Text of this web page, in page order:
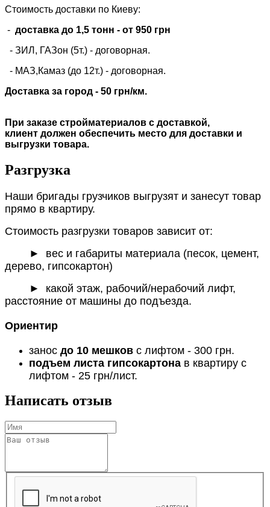
Стоимость доставки по Киеву:
- доставка до 1,5 тонн - от 950 грн
- ЗИЛ, ГАЗон (5т.) - договорная.
- МАЗ,Камаз (до 12т.) - договорная.
Доставка за город - 50 грн/км.
При заказе стройматериалов с доставкой,
клиент должен обеспечить место для доставки и
выгрузки товара.
Разгрузка
Наши бригады грузчиков выгрузят и занесут товар
прямо в квартиру.
Стоимость разгрузки товаров зависит от:
►
вес и габариты материала (песок, цемент,
дерево, гипсокартон)
► какой этаж, рабочий/нерабочий лифт,
расстояние от машины до подъезда.
Ориентир
занос до 10 мешков с лифтом - 300 грн.
подъем листа гипсокартона в квартиру с
лифтом - 25 грн/лист.
Написать отзыв